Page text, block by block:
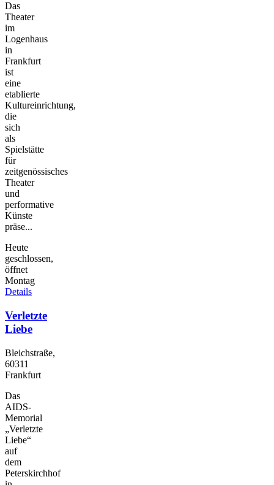
Das
Theater
im
Logenhaus
in
Frankfurt
ist
eine
etablierte
Kultureinrichtung,
die
sich
als
Spielstätte
für
zeitgenössisches
Theater
und
performative
Künste
präse...
Heute
geschlossen,
öffnet
Montag
Details
Verletzte
Liebe
Bleichstraße,
60311
Frankfurt
Das
AIDS-
Memorial
„Verletzte
Liebe“
auf
dem
Peterskirchhof